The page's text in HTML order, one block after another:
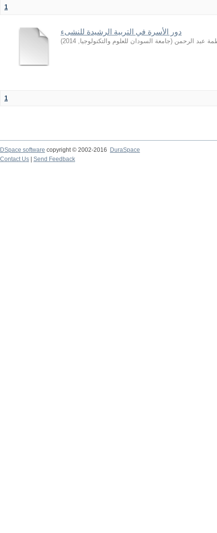
1
دور الأسرة في التربية الرشيدة للنشىء
عبد الرحمن (جامعة السودان للعلوم والتكنولوجيا,
2014
)
1
DSpace software copyright © 2002-2016
DuraSpace
Contact Us
Send Feedback